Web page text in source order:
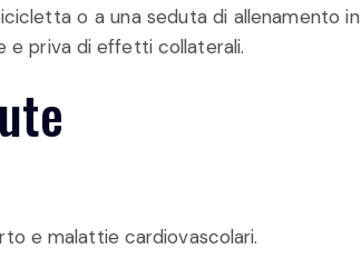
o a una seduta di allenamento in
e priva di effetti collaterali.
e malattie cardiovascolari.